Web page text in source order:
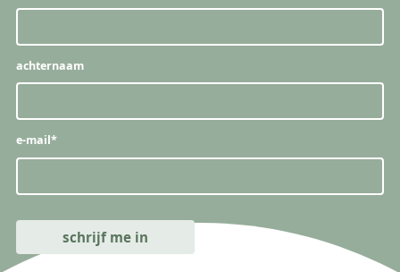
achternaam
e-mail*